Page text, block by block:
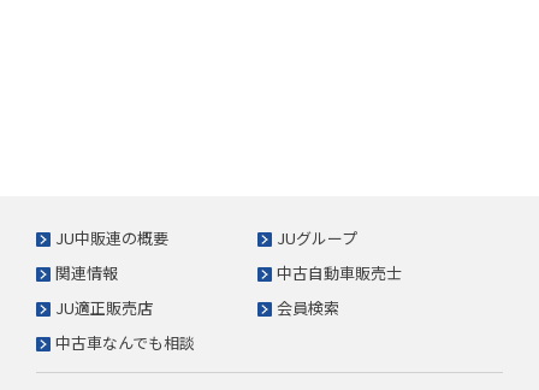
JU中販連の概要
JUグループ
関連情報
中古自動車販売士
JU適正販売店
会員検索
中古車なんでも相談